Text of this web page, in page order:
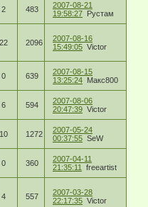
2 483
2007-08-21
19:58:27 Рустам
22 2096
2007-08-16
15:49:05 Victor
0 639
2007-08-15
13:25:24 Макс800
6 594
2007-08-06
20:47:39 Victor
10 1272
2007-05-24
00:37:55 SeW
0 360
2007-04-11
21:35:11
freeartist
4 557
2007-03-28
22:17:35 Victor